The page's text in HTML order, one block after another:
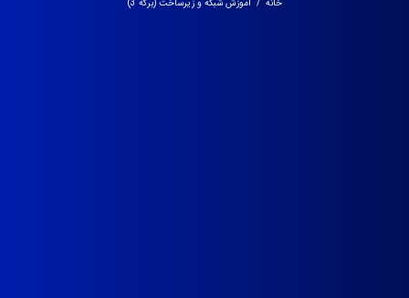
خانه / آموزش شبکه و زیرساخت (برگه 3)